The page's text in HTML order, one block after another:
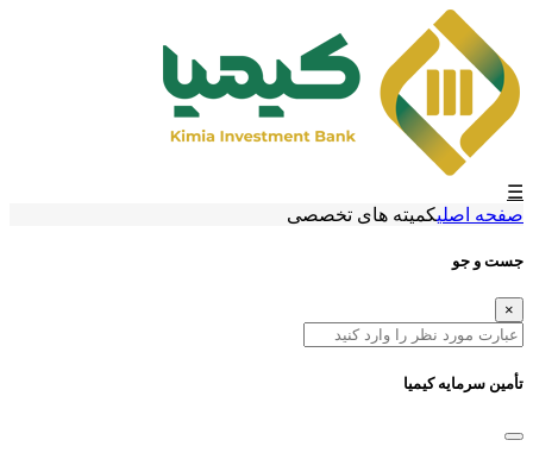
☰
صفحه اصلیکمیته های تخصصی
جست و جو
×
تأمین سرمایه کیمیا